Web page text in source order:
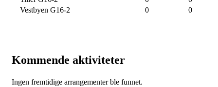
Vestbyen G16-2
0 0
Kommende aktiviteter
Ingen fremtidige arrangementer ble funnet.